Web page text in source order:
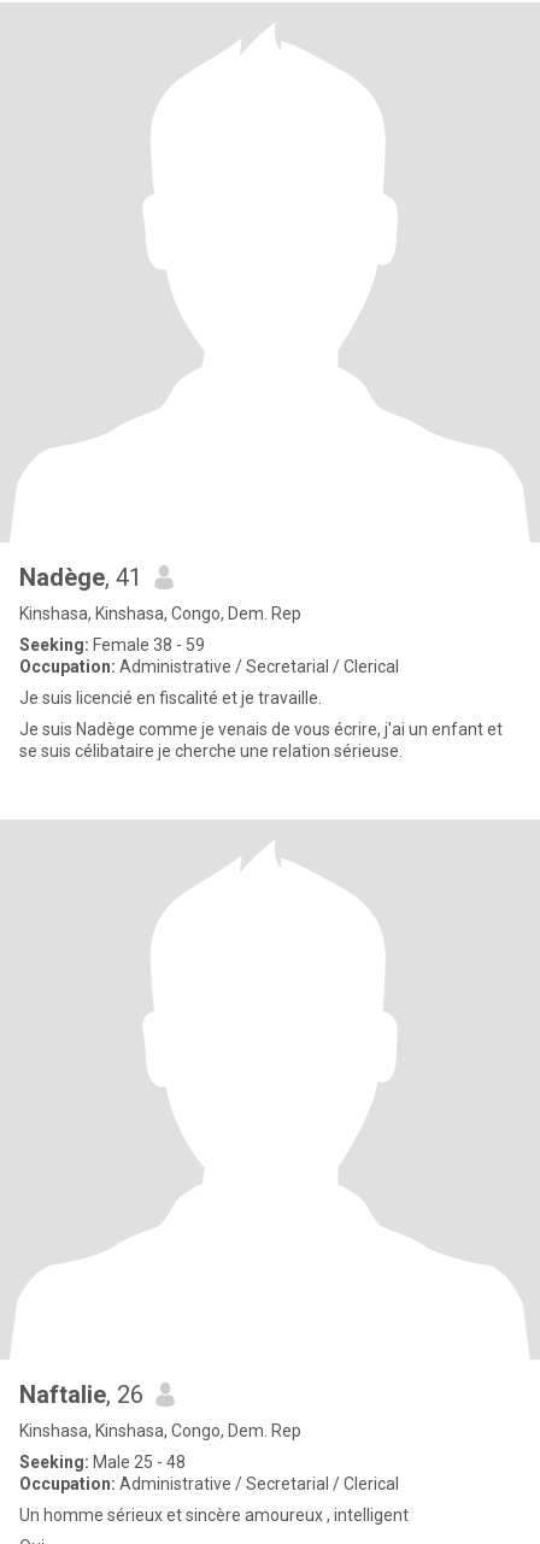
Nadège, 41
Kinshasa, Kinshasa, Congo, Dem. Rep
Seeking: Female 38 - 59
Occupation: Administrative / Secretarial / Clerical
Je suis licencié en fiscalité et je travaille.
Je suis Nadège comme je venais de vous écrire, j'ai un enfant et
se suis célibataire je cherche une relation sérieuse.
Naftalie, 26
Kinshasa, Kinshasa, Congo, Dem. Rep
Seeking: Male 25 - 48
Occupation: Administrative / Secretarial / Clerical
Un homme sérieux et sincère amoureux , intelligent